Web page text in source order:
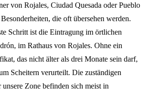
von Rojales, Ciudad Quesada oder Pueblo
die oft übersehen werden.
Schritt ist die Eintragung im örtlichen
im Rathaus von Rojales. Ohne ein
das nicht älter als drei Monate sein darf,
Scheitern verurteilt. Die zuständigen
Zone befinden sich meist in